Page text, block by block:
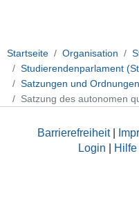
Startseite Organisation
Studierendenparlament
Satzungen und Ordnungen
Satzung des autonomen
Barrierefreiheit|
Login
Hilfe